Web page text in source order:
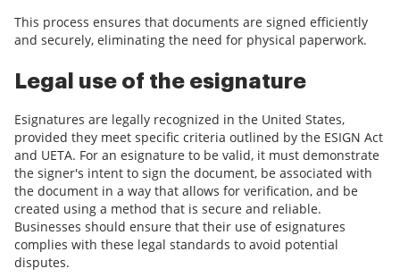
This process ensures that documents are signed efficiently
and securely, eliminating the need for physical paperwork.
Legal use of the esignature
Esignatures are legally recognized in the United States,
provided they meet specific criteria outlined by the ESIGN Act
and UETA. For an esignature to be valid, it must demonstrate
the signer's intent to sign the document, be associated with
the document in a way that allows for verification, and be
created using a method that is secure and reliable.
Businesses should ensure that their use of esignatures
complies with these legal standards to avoid potential
disputes.